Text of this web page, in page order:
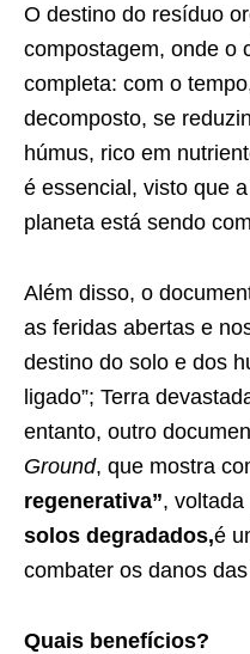
O destino do resíduo
compostagem, onde o
completa: com o
decomposto, se
húmus, rico em
é essencial, visto que
planeta está sendo
Além disso, o
as feridas abertas e
destino do solo e dos
ligado”; Terra
entanto, outro
Ground, que mostra
regenerativa”, voltada
solos degradados,é
combater os danos
Quais benefícios?